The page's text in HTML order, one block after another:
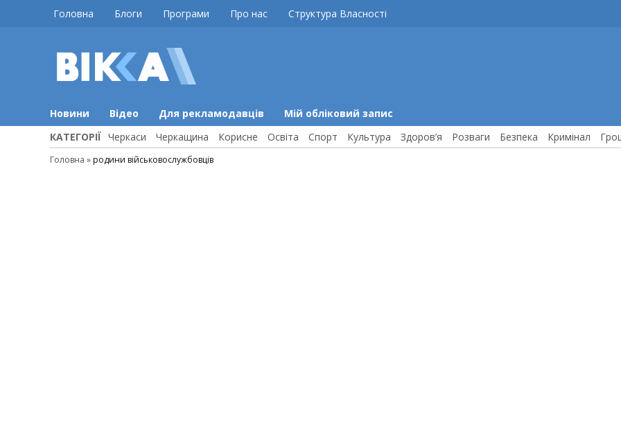
Головна Блоги Програми Про нас Структура Власності
Новини Відео Для рекламодавців
Мій обліковий запис
КАТЕГОРІЇ Черкаси Черкащина Корисне Освіта Спорт Культура Здоров’я Розваги Безпека Кримінал
Головна » родини військовослужбовців